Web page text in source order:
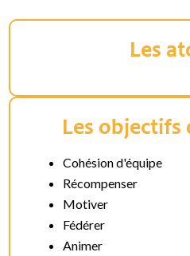
Les
Les objectifs
Cohésion d'équipe
Récompenser
Motiver
Fédérer
Animer